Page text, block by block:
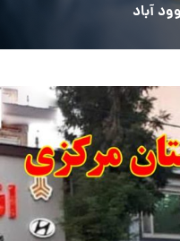
آباد